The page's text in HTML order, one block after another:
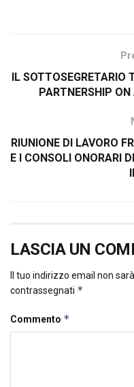
IL
PARTNERSHIP
RIUNIONE DI LAVORO
E I CONSOLI ONORARI
LASCIA UN
Il tuo indirizzo email non
contrassegnati *
Commento *